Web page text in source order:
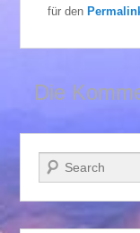
für den
Die
Suchen